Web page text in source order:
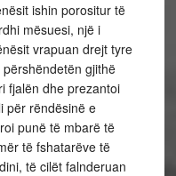
ishin porositur të
mësuesi, një i
vrapuan drejt tyre
gjithë
fjalën dhe prezantoi
për rëndësinë e
punë të mbarë të
të fshatarëve të
të cilët falnderuan